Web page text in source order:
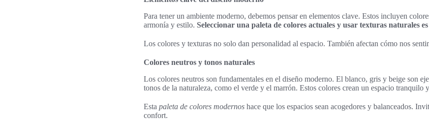
Para tener un ambiente moderno, debemos pensar en elementos clave. Estos incluyen
armonía y estilo. Seleccionar una paleta de colores actuales y usar texturas naturales
Los colores y texturas no solo dan personalidad al espacio. También afectan cómo nos
Colores neutros y tonos naturales
Los colores neutros son fundamentales en el diseño moderno. El blanco, gris y beige son
tonos de la naturaleza, como el verde y el marrón. Estos colores crean un espacio tranquilo
Esta paleta de colores modernos hace que los espacios sean acogedores y balanceados.
confort.